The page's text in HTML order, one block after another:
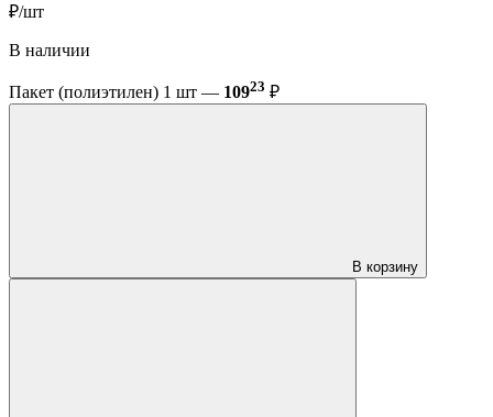
₽/шт
В наличии
Пакет (полиэтилен) 1 шт — 10923 ₽
В корзину